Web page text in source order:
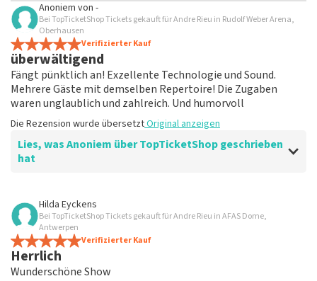
Anoniem von -
Bei TopTicketShop Tickets gekauft für Andre Rieu in Rudolf Weber Arena,
Oberhausen
Verifizierter Kauf
überwältigend
Fängt pünktlich an! Exzellente Technologie und Sound.
Mehrere Gäste mit demselben Repertoire! Die Zugaben
waren unglaublich und zahlreich. Und humorvoll
Die Rezension wurde übersetztOriginal anzeigen
Lies, was Anoniem über TopTicketShop geschrieben
hat
Bewertung von Anoniem über
Wie versprochen wurden die Tickets
rechtzeitig versendet
Klar. Darum geht es
Die Rezension wurde übersetzt
Hilda Eyckens
Bei TopTicketShop Tickets gekauft für Andre Rieu in AFAS Dome,
Antwerpen
Verifizierter Kauf
Herrlich
Wunderschöne Show